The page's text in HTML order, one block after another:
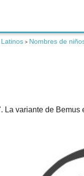
> Nombres de
La variante de Bemus